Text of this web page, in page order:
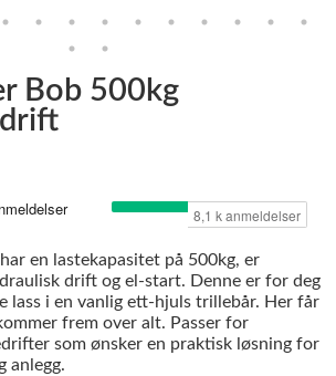
Bob 500kg
en lastekapasitet på 500kg, er
drift og el-start. Denne er for deg
lass i en vanlig ett-hjuls trillebår. Her får
frem over alt. Passer for
som ønsker en praktisk løsning for
anlegg.